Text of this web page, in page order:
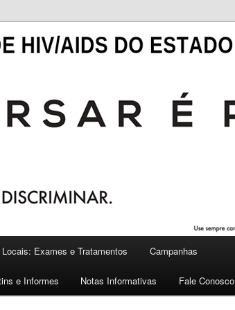
DO SUL
Locais: Exames e Tratamentos Campanhas
e Informes Notas Informativas Fale Conosco